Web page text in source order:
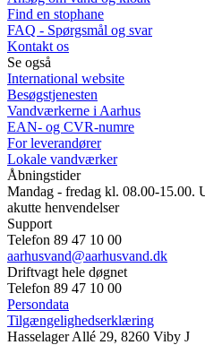
Find en stophane
FAQ - Spørgsmål og svar
Kontakt os
Se også
International website
Besøgstjenesten
Vandværkerne i Aarhus
EAN- og CVR-numre
For leverandører
Lokale vandværker
Åbningstider
Mandag - fredag kl. 08.00-15.00.
akutte henvendelser
Support
Telefon 89 47 10 00
aarhusvand@aarhusvand.dk
Driftvagt hele døgnet
Telefon 89 47 10 00
Persondata
Tilgængelighedserklæring
Hasselager Allé 29, 8260 Viby J